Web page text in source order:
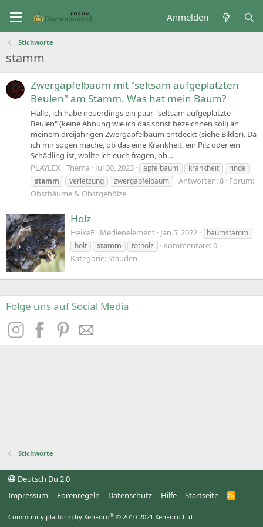
Anmelden
Stichworte
stamm
Zwergapfelbaum mit "seltsam aufgeplatzten
Beulen" am Stamm. Was hat mein Baum?
Hallo, ich habe neuerdings ein paar "seltsam aufgeplatzte
Beulen" (keine Ahnung wie ich das sonst bezeichnen soll) an
meinem dreijährigen Zwergapfelbaum entdeckt (siehe Bilder). Da
ich mir sogen mache, ob das eine Krankheit, ein Pilz oder ein
Schädling ist, wollte ich euch fragen, ob...
PLAYLEX Thema Jul 30, 2023 apfelbaum krankheit
rinde
stamm
verletzung zwergapfelbaum Antworten: 8 Forum:
Obstbäume & Obstgehölze
Holz
HeikeF Medienelement Jan 5, 2022
baumstamm
holt
stamm totholz
Kommentare: 0
Kategorie: Stauden
Folge uns auf Social Media
Stichworte
Deutsch Du 2.0
Impressum
Forenregeln Datenschutz Hilfe Startseite
R
Community platform by XenForo® © 2010-2021 XenForo Ltd.